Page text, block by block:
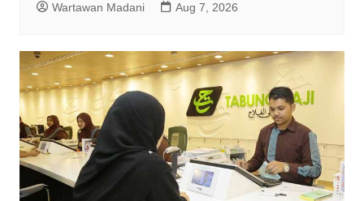
Wartawan Madani Aug 7, 2026